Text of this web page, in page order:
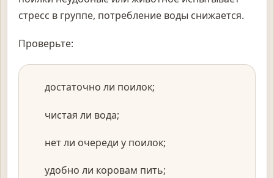
стресс в группе, потребление воды снижается.
Проверьте:
достаточно ли поилок;
чистая ли вода;
нет ли очереди у поилок;
удобно ли коровам пить;